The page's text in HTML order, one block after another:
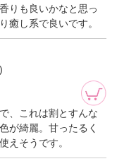
りも良いかなと思っ
癒し系で良いです。
、これは割とすんな
が綺麗。甘ったるく
えそうです。